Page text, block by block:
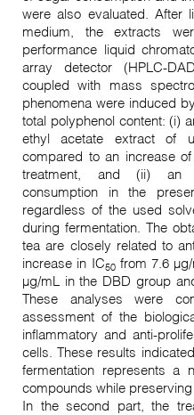
were also evaluated. After
medium, the extracts
performance liquid
array detector (HPLC-
coupled with mass
phenomena were induced
total polyphenol content: (i)
ethyl acetate extract of
compared to an increase
treatment, and (ii) an
consumption in the
regardless of the used
during fermentation. The
tea are closely related to
increase in IC
50
from 7.6 µg/
µg/mL in the DBD group
These analyses were
assessment of the
inflammatory and anti-
cells. These results
fermentation represents a
compounds while preserving
In the second part, the